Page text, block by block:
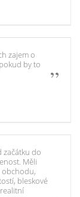
zajem o
by to
začátku do
Měli
obchodu,
bleskové